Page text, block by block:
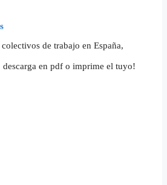
de trabajo en España,
descarga en pdf o imprime el tuyo!